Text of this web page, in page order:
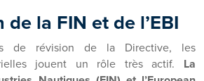
la FIN et de l’EBI
de révision de la Directive, les
jouent un rôle très actif. La